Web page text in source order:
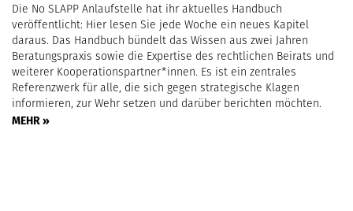
Die No SLAPP Anlaufstelle hat ihr aktuelles Handbuch
veröffentlicht: Hier lesen Sie jede Woche ein neues Kapitel
daraus. Das Handbuch bündelt das Wissen aus zwei Jahren
Beratungspraxis sowie die Expertise des rechtlichen Beirats und
weiterer Kooperationspartner*innen. Es ist ein zentrales
Referenzwerk für alle, die sich gegen strategische Klagen
informieren, zur Wehr setzen und darüber berichten möchten.
MEHR »